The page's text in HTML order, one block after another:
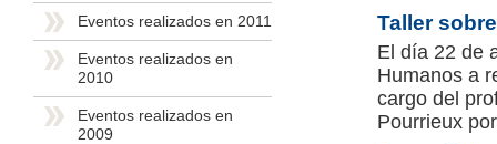
Eventos realizados en 2011
Eventos realizados en
2010
Eventos realizados en
2009
Taller
El día 22 de
Humanos a
cargo del
Pourrieux